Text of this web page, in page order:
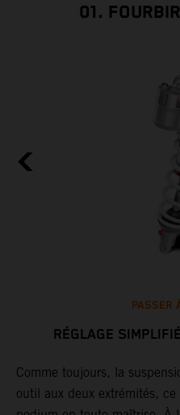
01.
PASSER
RÉGLAGE
Comme toujours, la
outil aux deux extrémités,